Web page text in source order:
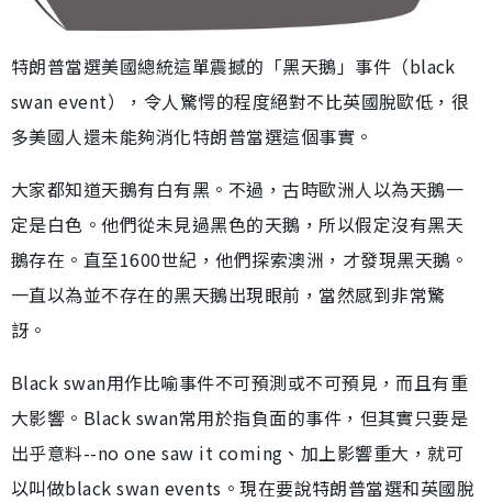
特朗普當選美國總統這單震撼的「黑天鵝」事件（black
swan event），令人驚愕的程度絕對不比英國脫歐低，很
多美國人還未能夠消化特朗普當選這個事實。
大家都知道天鵝有白有黑。不過，古時歐洲人以為天鵝一
定是白色。他們從未見過黑色的天鵝，所以假定沒有黑天
鵝存在。直至1600世紀，他們探索澳洲，才發現黑天鵝。
一直以為並不存在的黑天鵝出現眼前，當然感到非常驚
訝。
Black swan用作比喻事件不可預測或不可預見，而且有重
大影響。Black swan常用於指負面的事件，但其實只要是
出乎意料--no one saw it coming、加上影響重大，就可
以叫做black swan events。現在要說特朗普當選和英國脫